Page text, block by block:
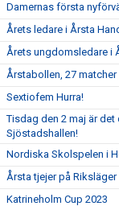
Damernas första
Årets ledare i Årsta
Årets ungdomsledare i
Årstabollen, 27
Sextiofem Hurra!
Tisdag den 2 maj är
Sjöstadshallen!
Nordiska Skolspelen i
Årsta tjejer på
Katrineholm Cup 2023